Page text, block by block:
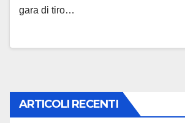
gara di tiro…
ARTICOLI RECENTI